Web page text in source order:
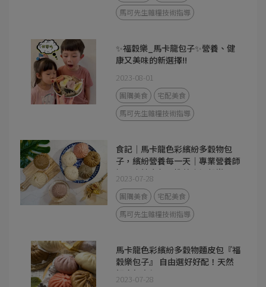
馬可先生雜糧技術指導
✨福穀樂_馬卡龍包子✨營養、健
康又美味的新選擇!!
2023-08-01
團購美食
宅配美食
馬可先生雜糧技術指導
食記｜馬卡龍色彩繽紛多穀物包
子，繽紛營養每一天｜專業營養師
把關｜健康包子推薦｜福穀樂
FUKURO
2023-07-28
團購美食
宅配美食
馬可先生雜糧技術指導
馬卡龍色彩繽紛多穀物麵皮包『福
穀樂包子』 自由選好好配！天然
好吃超方便。
2023-07-28